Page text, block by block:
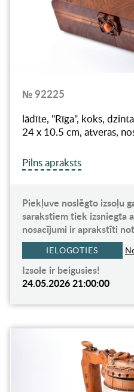
№ 92225
lādīte, "Rīga", koks,
24 x 10.5 cm, atveras,
Pilns apraksts
Piekļuve noslēgto izsoļu
sarakstiem tiek izsniegta
nosacījumi ir aprakstīti
IELOGOTIES
Izsole ir beigusies!
24.05.2026 21:00:00